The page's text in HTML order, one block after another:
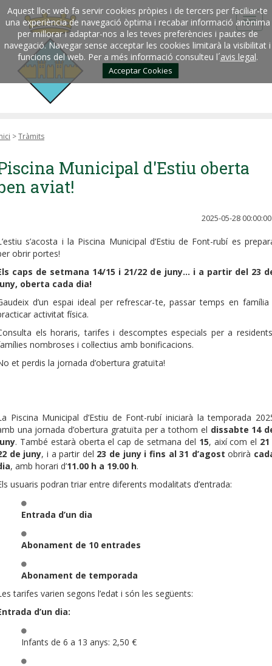
Aquest lloc web fa servir cookies pròpies i de tercers per faciliar-te
una experiència de navegació òptima i recabar informació anònima
per millorar i adaptar-nos a les teves preferències i pautes de
navegació. Navegar sense acceptar les cookies limitarà la visibilitat i
funcions del web. Per a més informació consulteu l´avis legal.
Acceptar Cookies
>Tràmits
Municipal d'Estiu oberta
aviat!
2025-05-28 00:00:00
s’acosta i la Piscina Municipal d’Estiu de Font-rubí es
obrir portes!
caps de setmana 14/15 i 21/22 de juny... i a partir del 23
oberta cada dia!
d’un espai ideal per refrescar-te, passar temps en
activitat física.
els horaris, tarifes i descomptes especials per a
nombroses i col·lectius amb bonificacions.
et perdis la jornada d’obertura gratuïta!
Piscina Municipal d’Estiu de Font-rubí iniciarà la temporada
una jornada d’obertura gratuïta per a tothom el dissabte 14
. També estarà oberta el cap de setmana del 15, així com el
de juny, i a partir del 23 de juny i fins al 31 d’agost obrirà
, amb horari d’11.00 h a 19.00 h.
usuaris podran triar entre diferents modalitats d’entrada:
Entrada d’un dia
Abonament de 10 entrades
Abonament de temporada
tarifes varien segons l’edat i són les següents:
d’un dia:
Infants de 6 a 13 anys: 2,50 €